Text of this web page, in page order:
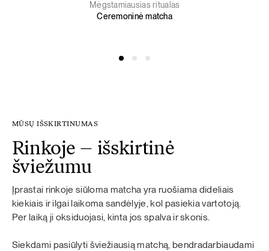
Mėgstamiausias ritualas
Ceremoninė matcha
MŪSŲ IŠSKIRTINUMAS
Rinkoje – išskirtinė
šviežumu
Įprastai rinkoje siūloma matcha yra ruošiama dideliais
kiekiais ir ilgai laikoma sandėlyje, kol pasiekia vartotoją.
Per laiką ji oksiduojasi, kinta jos spalva ir skonis.
Siekdami pasiūlyti šviežiausią matchą, bendradarbiaudami